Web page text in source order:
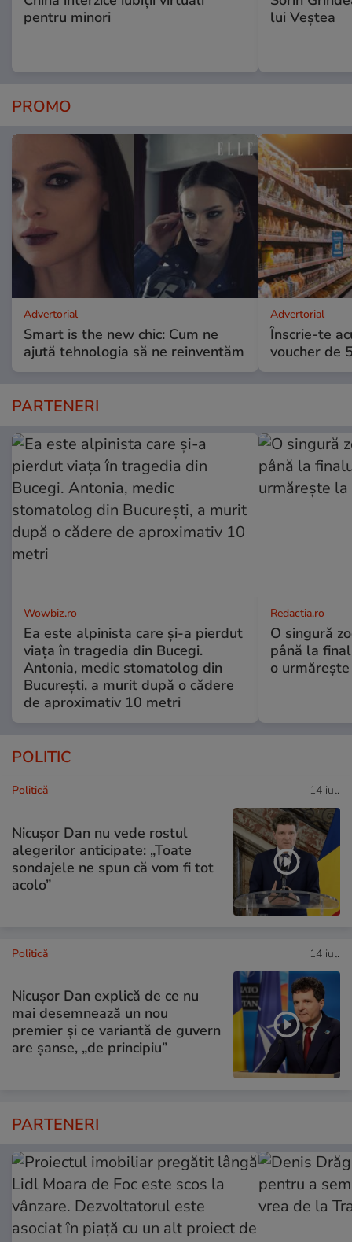
pentru minori
lui Veștea
PROMO
Advertorial
Smart is the new chic: Cum ne
ajută tehnologia să ne reinventăm
Advertorial
Înscrie-te
voucher de
PARTENERI
Wowbiz.ro
Ea este alpinista care și-a pierdut
viața în tragedia din Bucegi.
Antonia, medic stomatolog din
București, a murit după o cădere
de aproximativ 10 metri
Redactia.ro
O singură
până la
o
POLITIC
Politică 14 iul.
Nicușor Dan nu vede rostul
alegerilor anticipate: „Toate
sondajele ne spun că vom fi tot
acolo”
Politică 14 iul.
Nicușor Dan explică de ce nu
mai desemnează un nou
premier și ce variantă de guvern
are șanse, „de principiu”
PARTENERI